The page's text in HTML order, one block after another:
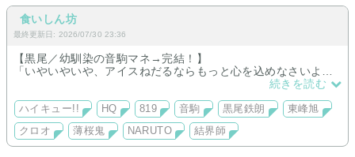
食いしん坊
最終更新日: 2026/07/30 23:36
【黒尾／幼馴染の音駒マネ→完結！】
「いやいやいや、アイスねだるならもっと心を込めなさいよ。
ただ、東峰だけが知っている。
あの笑顔の裏側に、触れてはいけないトゲがあることを。
続きを読む
ハイキュー!! HQ 819 音駒 黒尾鉄朗
東峰旭
クロオ
薄桜鬼 NARUTO 結界師